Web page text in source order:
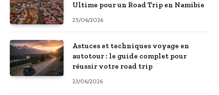
Ultime pour un Road Trip en Namibie
25/06/2026
Astuces et techniques voyage en
autotour : le guide complet pour
réussir votre road trip
23/06/2026